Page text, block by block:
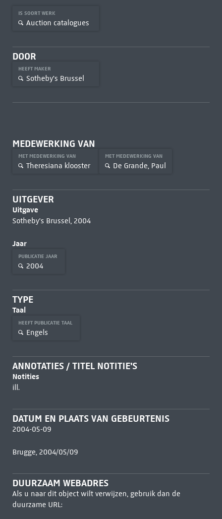
IS SOORT WERK
Auction catalogues
DOOR
HEEFT MAKER
Sotheby's Brussel
MEDEWERKING VAN
MET MEDEWERKING VAN
Theresiana klooster
MET MEDEWERKING VAN
De Grande, Paul
UITGEVER
Uitgave
Sotheby's Brussel, 2004
Jaar
PUBLICATIE JAAR
2004
TYPE
Taal
HEEFT PUBLICATIE TAAL
Engels
ANNOTATIES / TITEL NOTITIE'S
Notities
ill.
DATUM EN PLAATS VAN GEBEURTENIS
2004-05-09
Brugge, 2004/05/09
DUURZAAM WEBADRES
Als u naar dit object wilt verwijzen, gebruik dan de
duurzame URL: